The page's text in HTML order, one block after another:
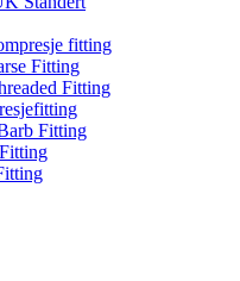
fitting
Fitting
Fitting
Fitting